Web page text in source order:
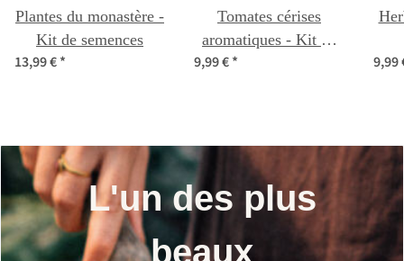
Plantes du monastère -
Kit de semences
13,99 €*
Tomates cérises
aromatiques - Kit de
9,99 €* 9,99
L'un des plus
beaux